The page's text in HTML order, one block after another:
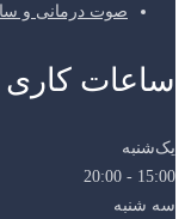
صوت درمانی و
ساعات کاری
یک‌شنبه
15:00 - 20:00
سه شنبه